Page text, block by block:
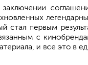
первым
с
и все это в